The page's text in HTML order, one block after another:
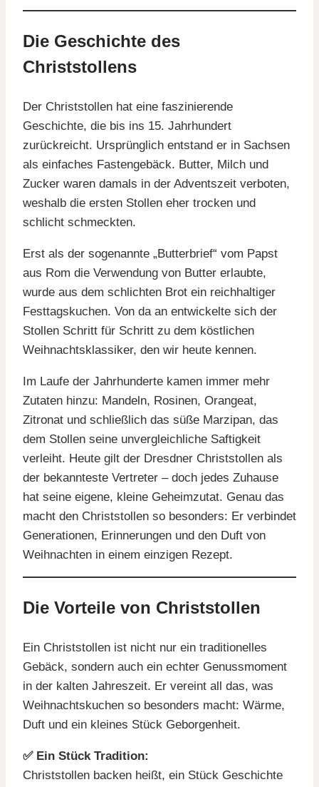
Die Geschichte des
Christstollens
Der Christstollen hat eine faszinierende
Geschichte, die bis ins 15. Jahrhundert
zurückreicht. Ursprünglich entstand er in Sachsen
als einfaches Fastengebäck. Butter, Milch und
Zucker waren damals in der Adventszeit verboten,
weshalb die ersten Stollen eher trocken und
schlicht schmeckten.
Erst als der sogenannte „Butterbrief“ vom Papst
aus Rom die Verwendung von Butter erlaubte,
wurde aus dem schlichten Brot ein reichhaltiger
Festtagskuchen. Von da an entwickelte sich der
Stollen Schritt für Schritt zu dem köstlichen
Weihnachtsklassiker, den wir heute kennen.
Im Laufe der Jahrhunderte kamen immer mehr
Zutaten hinzu: Mandeln, Rosinen, Orangeat,
Zitronat und schließlich das süße Marzipan, das
dem Stollen seine unvergleichliche Saftigkeit
verleiht. Heute gilt der Dresdner Christstollen als
der bekannteste Vertreter – doch jedes Zuhause
hat seine eigene, kleine Geheimzutat. Genau das
macht den Christstollen so besonders: Er verbindet
Generationen, Erinnerungen und den Duft von
Weihnachten in einem einzigen Rezept.
Die Vorteile von Christstollen
Ein Christstollen ist nicht nur ein traditionelles
Gebäck, sondern auch ein echter Genussmoment
in der kalten Jahreszeit. Er vereint all das, was
Weihnachtskuchen so besonders macht: Wärme,
Duft und ein kleines Stück Geborgenheit.
✅ Ein Stück Tradition:
Christstollen backen heißt, ein Stück Geschichte